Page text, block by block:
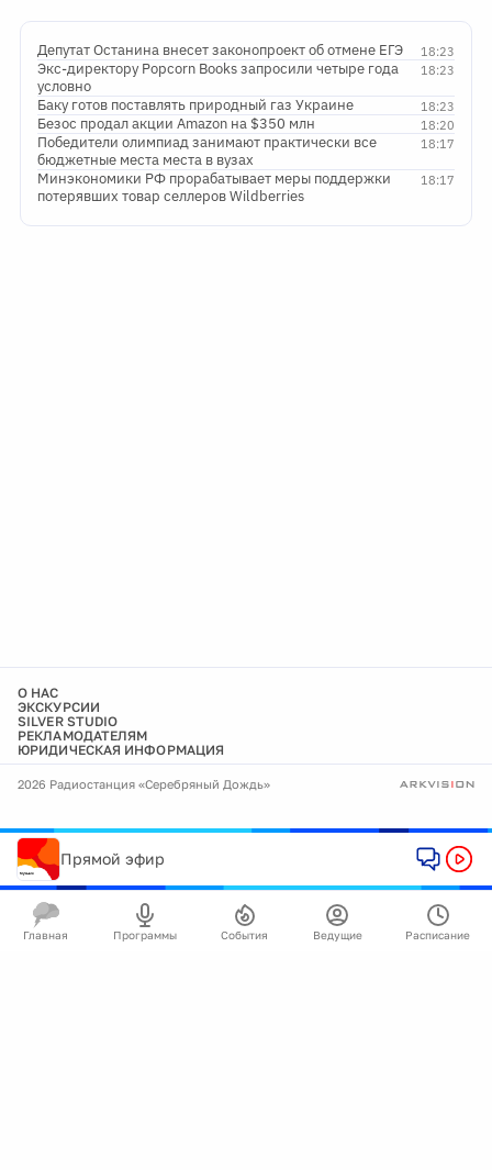
18:23
Депутат Останина внесет законопроект об отмене ЕГЭ
18:23
Экс-директору Popcorn Books запросили четыре года
условно
18:23
Баку готов поставлять природный газ Украине
18:20
Безос продал акции Amazon на $350 млн
18:17
Победители олимпиад занимают практически все
бюджетные места места в вузах
18:17
Минэкономики РФ прорабатывает меры поддержки
потерявших товар селлеров Wildberries
О НАС
ЭКСКУРСИИ
SILVER STUDIO
РЕКЛАМОДАТЕЛЯМ
ЮРИДИЧЕСКАЯ ИНФОРМАЦИЯ
2026 Радиостанция «Серебряный Дождь»
Прямой эфир
Главная Программы События Ведущие Расписание